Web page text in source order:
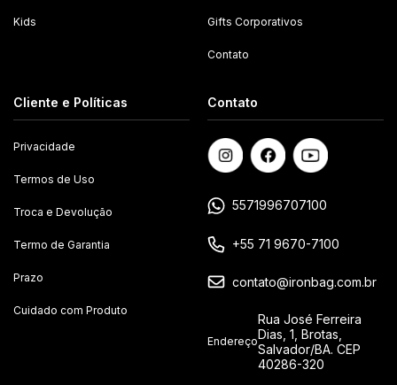
Kids Gifts Corporativos
Contato
Cliente e Políticas
Privacidade
Termos de Uso
Troca e Devolução
Termo de Garantia
Prazo
Cuidado com Produto
Contato
5571996707100
+55 71 9670-7100
contato@ironbag.com.br
Endereço
Rua José Ferreira
Dias, 1, Brotas,
Salvador/BA. CEP
40286-320